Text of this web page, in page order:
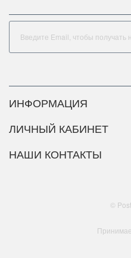
ИНФОРМАЦИЯ
ЛИЧНЫЙ КАБИНЕТ
НАШИ КОНТАКТЫ
©